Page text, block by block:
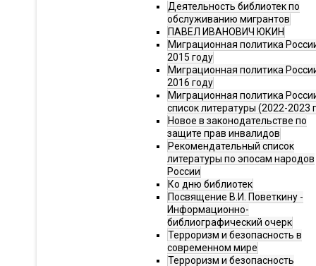
Деятельность библиотек по
обслуживанию мигрантов
ПАВЕЛ ИВАНОВИЧ ЮКИН
Миграционная политика
2015 году
Миграционная политика
2016 году
Миграционная политика
список литературы (2022-2023
Новое в законодательстве по
защите прав инвалидов
Рекомендательный список
литературы по эпосам народов
России
Ко дню библиотек
Посвящение В.И. Поветкину -
Информационно-
библиографический очерк
Терроризм и безопасность в
современном мире
Терроризм и безопасность